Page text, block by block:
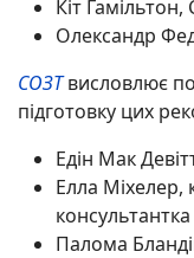
Кіт
Олександр
СОЗТвисловлює
підготовку цих
Едін Мак
Елла Міхелер,
консультантка
Палома